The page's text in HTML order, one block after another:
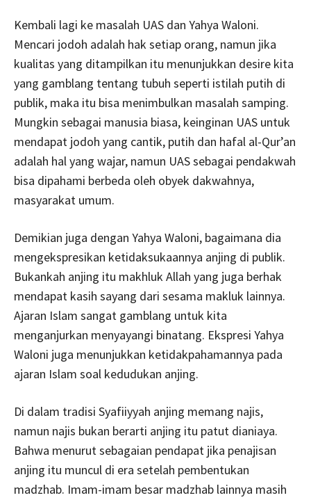
Kembali lagi ke masalah UAS dan Yahya Waloni.
Mencari jodoh adalah hak setiap orang, namun jika
kualitas yang ditampilkan itu menunjukkan desire kita
yang gamblang tentang tubuh seperti istilah putih di
publik, maka itu bisa menimbulkan masalah samping.
Mungkin sebagai manusia biasa, keinginan UAS untuk
mendapat jodoh yang cantik, putih dan hafal al-Qur’an
adalah hal yang wajar, namun UAS sebagai pendakwah
bisa dipahami berbeda oleh obyek dakwahnya,
masyarakat umum.
Demikian juga dengan Yahya Waloni, bagaimana dia
mengekspresikan ketidaksukaannya anjing di publik.
Bukankah anjing itu makhluk Allah yang juga berhak
mendapat kasih sayang dari sesama makluk lainnya.
Ajaran Islam sangat gamblang untuk kita
menganjurkan menyayangi binatang. Ekspresi Yahya
Waloni juga menunjukkan ketidakpahamannya pada
ajaran Islam soal kedudukan anjing.
Di dalam tradisi Syafiiyyah anjing memang najis,
namun najis bukan berarti anjing itu patut dianiaya.
Bahwa menurut sebagaian pendapat jika penajisan
anjing itu muncul di era setelah pembentukan
madzhab. Imam-imam besar madzhab lainnya masih